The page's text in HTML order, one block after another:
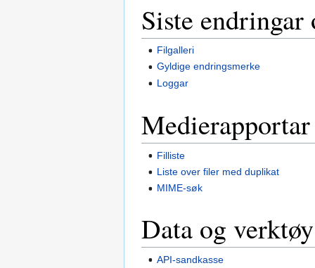
Siste endringar
Filgalleri
Gyldige endringsmerke
Loggar
Filliste
Liste over filer med duplikat
MIME-søk
Data og verktøy
API-sandkasse